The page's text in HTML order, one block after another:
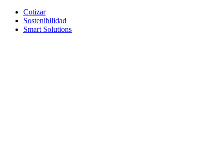
Cotizar
Sostenibilidad
Smart Solutions